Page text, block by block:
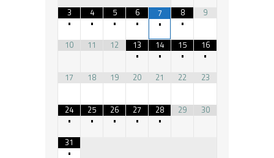
3
•
4
•
5
•
6
•
7
•
8
•
9
10 11 12
13
•
14
•
15
•
16
•
17
18 19 20 21 22 23
24
•
25
•
26
•
27
•
28
•
29 30
31
•